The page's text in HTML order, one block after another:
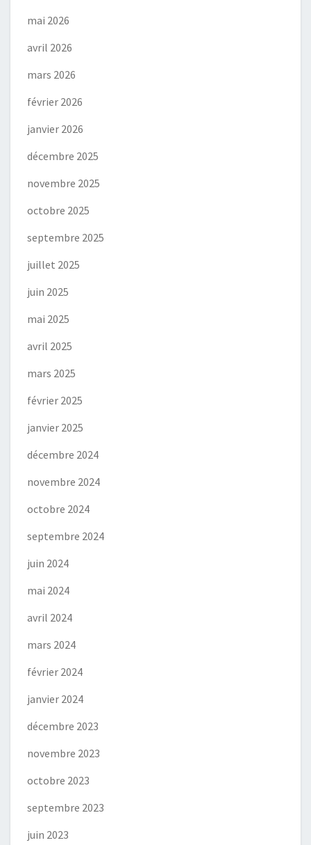
mai 2026
avril 2026
mars 2026
février 2026
janvier 2026
décembre 2025
novembre 2025
octobre 2025
septembre 2025
juillet 2025
juin 2025
mai 2025
avril 2025
mars 2025
février 2025
janvier 2025
décembre 2024
novembre 2024
octobre 2024
septembre 2024
juin 2024
mai 2024
avril 2024
mars 2024
février 2024
janvier 2024
décembre 2023
novembre 2023
octobre 2023
septembre 2023
juin 2023